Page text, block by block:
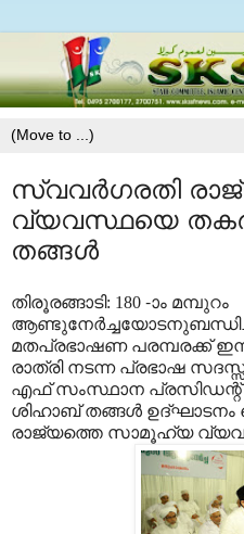
സ്വവർഗരതി
വ്യവസ്ഥയെ
തങ്ങൾ
തിരൂരങ്ങാടി: 180 -ാം മമ്പുറം
മതപ്രഭാഷണ പരമ്പരക്ക്
രാത്രി നടന്ന പ്രഭാഷ
എഫ് സംസ്ഥാന പ്രസിഡന്റ്
ശിഹാബ് തങ്ങൾ
രാജ്യത്തെ സാമൂഹ്യ